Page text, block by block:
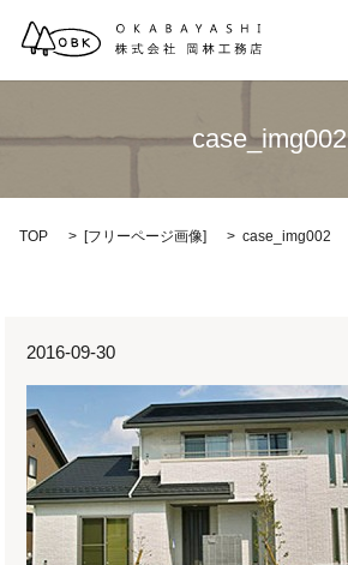
case_img002
TOP [フリーページ画像] case_img002
2016-09-30